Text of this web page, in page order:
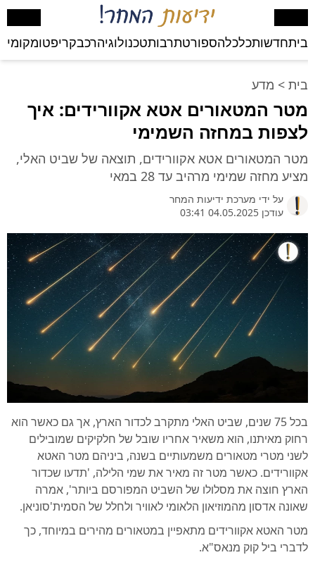
ביתחדשותכלכלהספורטתרבותטכנולוגיהרכבקריפטומקומי
בית > מדע
מטר המטאורים אטא אקוורידים: איך
לצפות במחזה השמימי
מטר המטאורים אטא אקוורידים, תוצאה של שביט האלי,
מציע מחזה שמימי מרהיב עד 28 במאי
על ידי מערכת ידיעות המחר
עודכן 04.05.2025 03:41
בכל 75 שנים, שביט האלי מתקרב לכדור הארץ, אך גם כאשר הוא
רחוק מאיתנו, הוא משאיר אחריו שובל של חלקיקים שמובילים
לשני מטרי מטאורים משמעותיים בשנה, ביניהם מטר האטא
אקוורידים. כאשר מטר זה מאיר את שמי הלילה, 'תדעו שכדור
הארץ חוצה את מסלולו של השביט המפורסם ביותר', אמרה
שאונה אדסון מהמוזיאון הלאומי לאוויר ולחלל של הסמית'סוניאן.
מטר האטא אקוורידים מתאפיין במטאורים מהירים במיוחד, כך
לדברי ביל קוק מנאס"א.